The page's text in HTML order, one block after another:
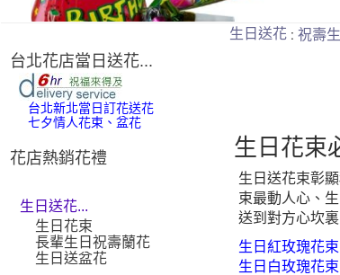
台北花店當日送花...
台北新北當日訂花送花
七夕情人花束、盆花
花店熱銷花禮
生日送花...
生日花束
長輩生日祝壽蘭花
生日送盆花
生日送花 :祝壽
生日花束
生日送花束彰
束最動人心、
送到對方心坎
生日紅玫瑰花束
生日白玫瑰花束